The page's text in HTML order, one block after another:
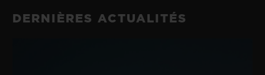
DERNIÈRES ACTUALITÉS